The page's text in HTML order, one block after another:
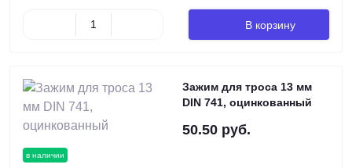
В корзину
в наличии
Зажим для троса 13 мм
DIN 741, оцинкованный
50.50 руб.